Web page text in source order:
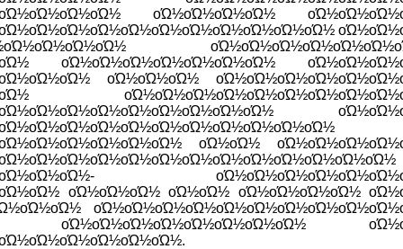
οΏ½οΏ½οΏ½οΏ½
οΏ½οΏ½οΏ½οΏ½οΏ½οΏ½οΏ½
οΏ½οΏ½οΏ½
οΏ½οΏ½
οΏ½οΏ½οΏ½ οΏ½οΏ½ οΏ½οΏ½οΏ½οΏ½
οΏ½οΏ½οΏ½οΏ½οΏ½οΏ½οΏ½οΏ½